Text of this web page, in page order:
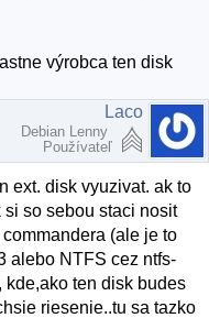
výrobca ten disk
Laco
Debian Lenny
Používateľ
ext. disk vyuzivat. ak to
si so sebou staci nosit
(ale je to
alebo NTFS cez ntfs-
kde,ako ten disk budes
riesenie..tu sa tazko